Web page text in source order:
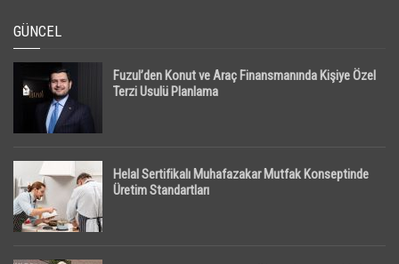
GÜNCEL
Fuzul’den Konut ve Araç Finansmanında Kişiye Özel
Terzi Usulü Planlama
Helal Sertifikalı Muhafazakar Mutfak Konseptinde
Üretim Standartları